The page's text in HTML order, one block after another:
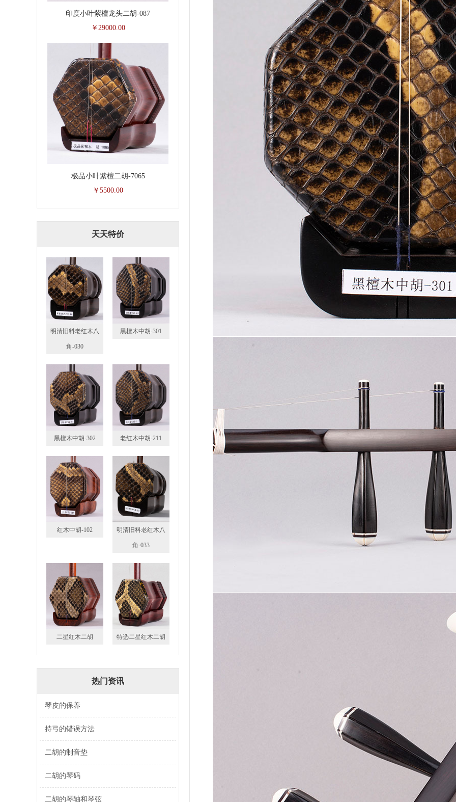
印度小叶紫檀龙头二胡-087
￥29000.00
极品小叶紫檀二胡-7065
￥5500.00
天天特价
明清旧料老红木八
角-030
黑檀木中胡-301
黑檀木中胡-302 老红木中胡-211
红木中胡-102 明清旧料老红木八
角-033
二星红木二胡 特选二星红木二胡
热门资讯
琴皮的保养
持弓的错误方法
二胡的制音垫
二胡的琴码
二胡的琴轴和琴弦